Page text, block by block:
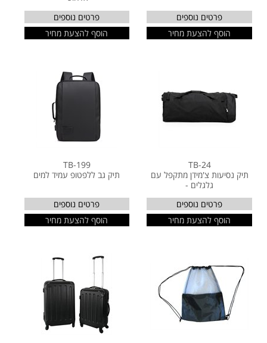
פרטים נוספים
הוסף להצעת מחיר
פרטים נוספים
הוסף להצעת מחיר
TB-24
תיק נסיעות צ'מידן מתקפל עם
גלגלים -
פרטים נוספים
הוסף להצעת מחיר
TB-199
תיק גב ללפטופ עמיד למים
פרטים נוספים
הוסף להצעת מחיר